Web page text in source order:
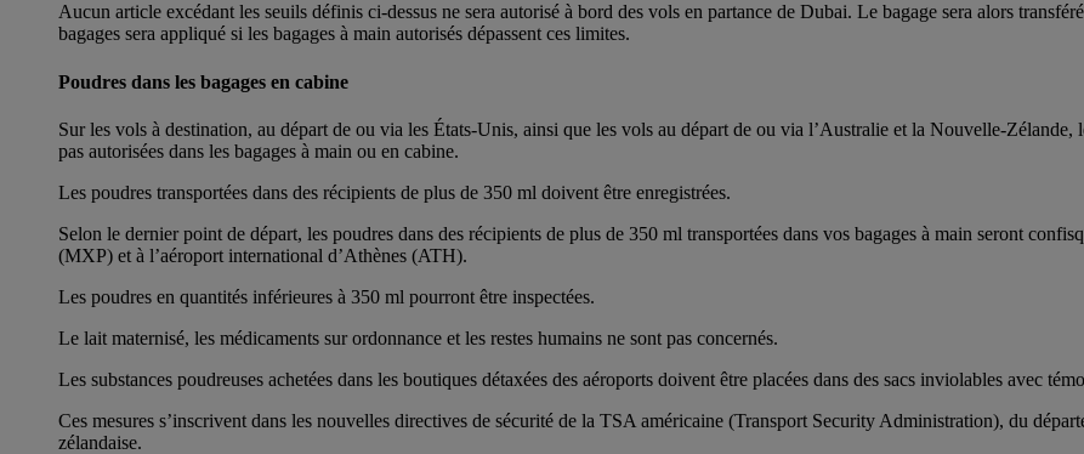
Aucun article excédant les seuils définis ci-dessus ne sera autorisé à bord des vols en partance de Dubai. Le bagage sera alors
bagages sera appliqué si les bagages à main autorisés dépassent ces limites.
Poudres dans les bagages en cabine
Sur les vols à destination, au départ de ou via les États-Unis, ainsi que les vols au départ de ou via l’Australie et la Nouvelle-Zélande,
pas autorisées dans les bagages à main ou en cabine.
Les poudres transportées dans des récipients de plus de 350 ml doivent être enregistrées.
Selon le dernier point de départ, les poudres dans des récipients de plus de 350 ml transportées dans vos bagages à main seront
(MXP) et à l’aéroport international d’Athènes (ATH).
Les poudres en quantités inférieures à 350 ml pourront être inspectées.
Le lait maternisé, les médicaments sur ordonnance et les restes humains ne sont pas concernés.
Les substances poudreuses achetées dans les boutiques détaxées des aéroports doivent être placées dans des sacs inviolables avec
Ces mesures s’inscrivent dans les nouvelles directives de sécurité de la TSA américaine (Transport Security Administration), du
zélandaise.